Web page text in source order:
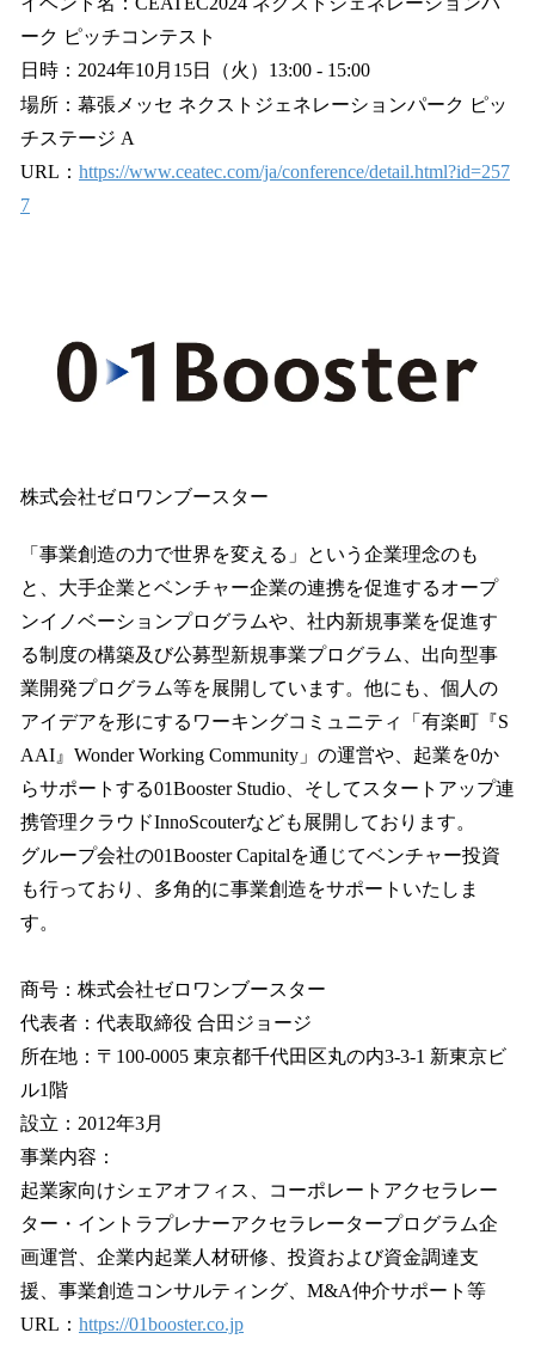
ーク ピッチコンテスト
日時：2024年10月15日（火）13:00 - 15:00
場所：幕張メッセ ネクストジェネレーションパーク ピッ
チステージ A
URL： https://www.ceatec.com/ja/conference/detail.html?id=257
7
株式会社ゼロワンブースター
「事業創造の力で世界を変える」という企業理念のも
と、大手企業とベンチャー企業の連携を促進するオープ
ンイノベーションプログラムや、社内新規事業を促進す
る制度の構築及び公募型新規事業プログラム、出向型事
業開発プログラム等を展開しています。他にも、個人の
アイデアを形にするワーキングコミュニティ「有楽町『S
AAI』Wonder Working Community」の運営や、起業を0か
らサポートする01Booster Studio、そしてスタートアップ連
携管理クラウドInnoScouterなども展開しております。
グループ会社の01Booster Capitalを通じてベンチャー投資
も行っており、多角的に事業創造をサポートいたしま
す。
商号：株式会社ゼロワンブースター
代表者：代表取締役 合田ジョージ
所在地：〒100-0005 東京都千代田区丸の内3-3-1 新東京ビ
ル1階
設立：2012年3月
事業内容：
起業家向けシェアオフィス、コーポレートアクセラレー
ター・イントラプレナーアクセラレータープログラム企
画運営、企業内起業人材研修、投資および資金調達支
援、事業創造コンサルティング、M&A仲介サポート等
URL： https://01booster.co.jp